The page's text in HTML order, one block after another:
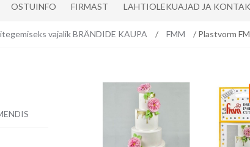
OSTUINFO FIRMAST LAHTIOLEKUAJAD JA
vajalik BRÄNDIDE KAUPA / FMM / Plastvorm